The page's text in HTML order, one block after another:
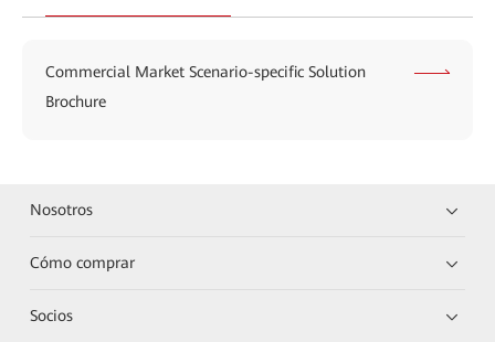
Commercial Market Scenario-specific Solution
Brochure
Nosotros
Cómo comprar
Socios